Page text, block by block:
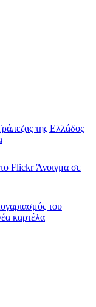
της Ελλάδος
FlickrΆνοιγμα σε
του
καρτέλα